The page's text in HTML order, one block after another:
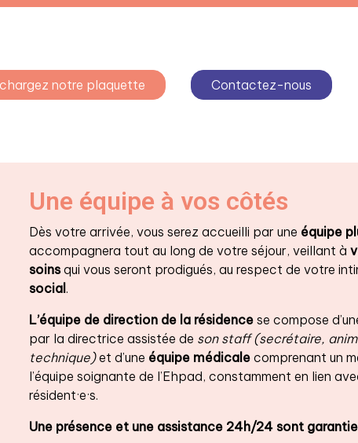
notre plaquette Contactez-nous
Une équipe à vos côtés
Dès votre arrivée, vous serez accueilli par une équipe
accompagnera tout au long de votre séjour, veillant à
soinsqui vous seront prodigués, au respect de votre
social .
L’équipe de direction de la résidence se compose
par la directrice assistée de son staff (secrétaire,
technique)et d’une équipe médicale comprenant un
l’équipe soignante de l’Ehpad, constamment en lien
résident·e·s.
Une présence et une assistance 24h/24 sont